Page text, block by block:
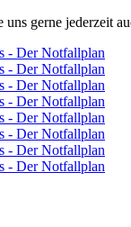
uns gerne jederzeit